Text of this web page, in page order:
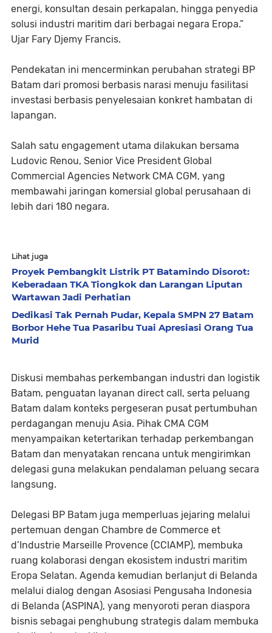
energi, konsultan desain perkapalan, hingga penyedia
solusi industri maritim dari berbagai negara Eropa.”
Ujar Fary Djemy Francis.
Pendekatan ini mencerminkan perubahan strategi BP
Batam dari promosi berbasis narasi menuju fasilitasi
investasi berbasis penyelesaian konkret hambatan di
lapangan.
Salah satu engagement utama dilakukan bersama
Ludovic Renou, Senior Vice President Global
Commercial Agencies Network CMA CGM, yang
membawahi jaringan komersial global perusahaan di
lebih dari 180 negara.
Lihat juga
Proyek Pembangkit Listrik PT Batamindo Disorot:
Keberadaan TKA Tiongkok dan Larangan Liputan
Wartawan Jadi Perhatian
Dedikasi Tak Pernah Pudar, Kepala SMPN 27 Batam
Borbor Hehe Tua Pasaribu Tuai Apresiasi Orang Tua
Murid
Diskusi membahas perkembangan industri dan logistik
Batam, penguatan layanan direct call, serta peluang
Batam dalam konteks pergeseran pusat pertumbuhan
perdagangan menuju Asia. Pihak CMA CGM
menyampaikan ketertarikan terhadap perkembangan
Batam dan menyatakan rencana untuk mengirimkan
delegasi guna melakukan pendalaman peluang secara
langsung.
Delegasi BP Batam juga memperluas jejaring melalui
pertemuan dengan Chambre de Commerce et
d’Industrie Marseille Provence (CCIAMP), membuka
ruang kolaborasi dengan ekosistem industri maritim
Eropa Selatan. Agenda kemudian berlanjut di Belanda
melalui dialog dengan Asosiasi Pengusaha Indonesia
di Belanda (ASPINA), yang menyoroti peran diaspora
bisnis sebagai penghubung strategis dalam membuka